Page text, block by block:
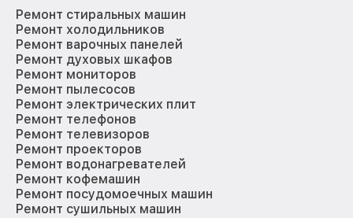
Ремонт стиральных машин
Ремонт холодильников
Ремонт варочных панелей
Ремонт духовых шкафов
Ремонт мониторов
Ремонт пылесосов
Ремонт электрических плит
Ремонт телефонов
Ремонт телевизоров
Ремонт проекторов
Ремонт водонагревателей
Ремонт кофемашин
Ремонт посудомоечных машин
Ремонт сушильных машин